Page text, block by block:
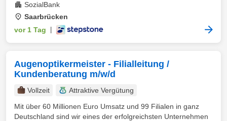
SozialBank
Saarbrücken
vor 1 Tag
Augenoptikermeister - Filialleitung /
Kundenberatung m/w/d
Vollzeit
Attraktive Vergütung
Mit über 60 Millionen Euro Umsatz und 99 Filialen in ganz
Deutschland sind wir eines der erfolgreichsten Unternehmen